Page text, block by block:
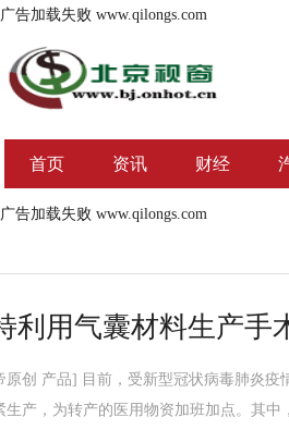
广告加载失败 www.qilongs.com
首页 资讯 财经
广告加载失败 www.qilongs.com
利用气囊材料生产手
原创 产品] 目前，受新型冠状病毒肺炎
生产，为转产的医用物资加班加点。其中